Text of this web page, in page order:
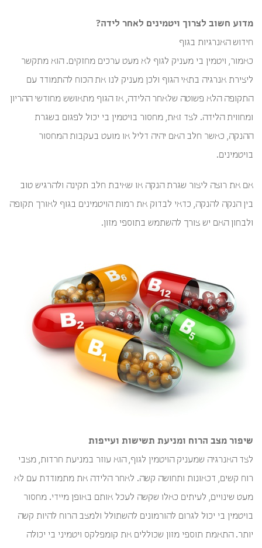
מדוע חשוב לצרוך ויטמינים לאחר לידה?
חידוש האנרגיות בגוף
כאמור, ויטמין בי מעניק לגוף לא מעט ערכים מחזקים. הוא מתקשר
ליצירת אנרגיה בתאי הגוף ולכן מעניק לנו את הכוח להתמודד עם
התקופה הלא פשוטה שלאחר הלידה, אז הגוף מתאושש מחודשי ההריון
ומחווית הלידה. לצד זאת, מחסור בויטמין בי יכול לפגום בשגרת
ההנקה, כאשר חלב האם יהיה דליל או מועט בעקבות המחסור
בויטמינים.
אם את רוצה ליצור שגרת הנקה או שאיבת חלב תקינה ולהרגיש טוב
בין הנקה להנקה, כדאי לבדוק את רמות הויטמינים בגוף לאורך תקופה
ולבחון האם יש צורך להשתמש בתוספי מזון.
שיפור מצב הרוח ומניעת תשישות ועייפות
לצד האנרגיה שמעניק הויטמין לגוף, הוא עוזר במניעת חרדות, מצבי
רוח קשים, דכאונות ותחושה קשה. לאחר הלידה את מתמודדת עם לא
מעט שינויים, לעיתים כאלו שקשה לעכל אותם באופן מיידי. מחסור
בויטמין בי יכול לגרום להורמונים להשתולל ולמצב הרוח להיות קשה
יותר. התאמת תוספי מזון שכוללים את קומפלקס ויטמיני בי יכולה